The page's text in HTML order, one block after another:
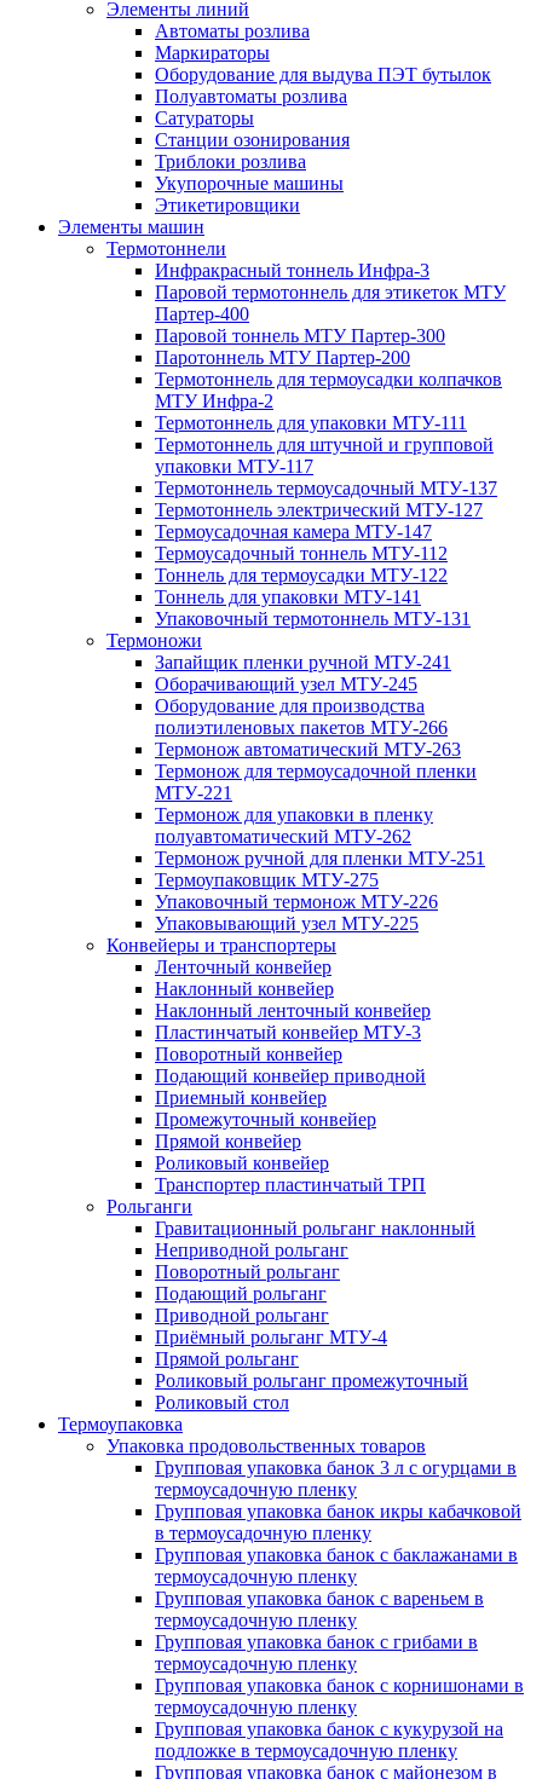
Элементы линий
Автоматы розлива
Маркираторы
Оборудование для выдува ПЭТ бутылок
Полуавтоматы розлива
Сатураторы
Станции озонирования
Триблоки розлива
Укупорочные машины
Этикетировщики
Элементы машин
Термотоннели
Инфракрасный тоннель Инфра-3
Паровой термотоннель для этикеток МТУ
Партер-400
Паровой тоннель МТУ Партер-300
Паротоннель МТУ Партер-200
Термотоннель для термоусадки колпачков
МТУ Инфра-2
Термотоннель для упаковки МТУ-111
Термотоннель для штучной и групповой
упаковки МТУ-117
Термотоннель термоусадочный МТУ-137
Термотоннель электрический МТУ-127
Термоусадочная камера МТУ-147
Термоусадочный тоннель МТУ-112
Тоннель для термоусадки МТУ-122
Тоннель для упаковки МТУ-141
Упаковочный термотоннель МТУ-131
Термоножи
Запайщик пленки ручной МТУ-241
Оборачивающий узел МТУ-245
Оборудование для производства
полиэтиленовых пакетов МТУ-266
Термонож автоматический МТУ-263
Термонож для термоусадочной пленки
МТУ-221
Термонож для упаковки в пленку
полуавтоматический МТУ-262
Термонож ручной для пленки МТУ-251
Термоупаковщик МТУ-275
Упаковочный термонож МТУ-226
Упаковывающий узел МТУ-225
Конвейеры и транспортеры
Ленточный конвейер
Наклонный конвейер
Наклонный ленточный конвейер
Пластинчатый конвейер МТУ-3
Поворотный конвейер
Подающий конвейер приводной
Приемный конвейер
Промежуточный конвейер
Прямой конвейер
Роликовый конвейер
Транспортер пластинчатый ТРП
Рольганги
Гравитационный рольганг наклонный
Неприводной рольганг
Поворотный рольганг
Подающий рольганг
Приводной рольганг
Приёмный рольганг МТУ-4
Прямой рольганг
Роликовый рольганг промежуточный
Роликовый стол
Термоупаковка
Упаковка продовольственных товаров
Групповая упаковка банок 3 л с огурцами в
термоусадочную пленку
Групповая упаковка банок икры кабачковой
в термоусадочную пленку
Групповая упаковка банок с баклажанами в
термоусадочную пленку
Групповая упаковка банок с вареньем в
термоусадочную пленку
Групповая упаковка банок с грибами в
термоусадочную пленку
Групповая упаковка банок с корнишонами в
термоусадочную пленку
Групповая упаковка банок с кукурузой на
подложке в термоусадочную пленку
Групповая упаковка банок с майонезом в